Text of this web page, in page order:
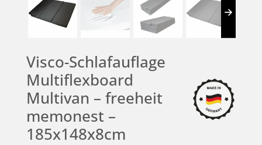
Visco-Schlafauflage
Multiflexboard
Multivan – freeheit
memonest –
185x148x8cm